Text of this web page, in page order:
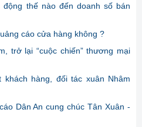
động thế nào đến doanh số bán
cáo cửa hàng không ?
trở lại “cuộc chiến” thương mại
hàng, đối tác xuân Nhâm
Dân An cung chúc Tân Xuân -